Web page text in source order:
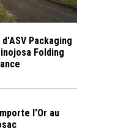
Packaging
Folding
l'Or au